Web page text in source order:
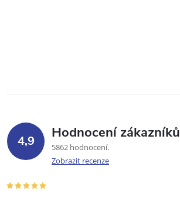
4,9 Hodnocení zákazníků
5862 hodnocení
Zobrazit recenze